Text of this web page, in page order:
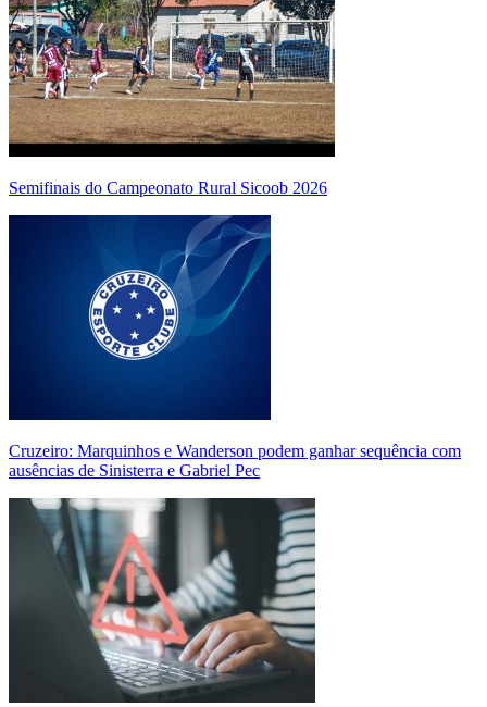
Semifinais do Campeonato Rural Sicoob 2026
Cruzeiro: Marquinhos e Wanderson podem ganhar sequência com
ausências de Sinisterra e Gabriel Pec